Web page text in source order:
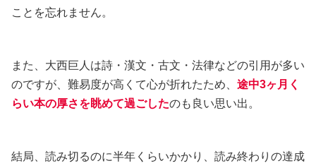
ことを忘れません。
また、大西巨人は詩・漢文・古文・法律などの引用が多い
のですが、難易度が高くて心が折れたため、 途中3ヶ月く
らい本の厚さを眺めて過ごしたのも良い思い出。
結局、読み切るのに半年くらいかかり、読み終わりの達成